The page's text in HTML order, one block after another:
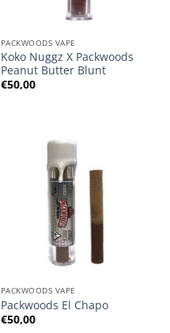
PACKWOODS VAPE
Koko Nuggz X Packwoods
Peanut Butter Blunt
€50,00
PACKWOODS VAPE
Packwoods El Chapo
€50,00